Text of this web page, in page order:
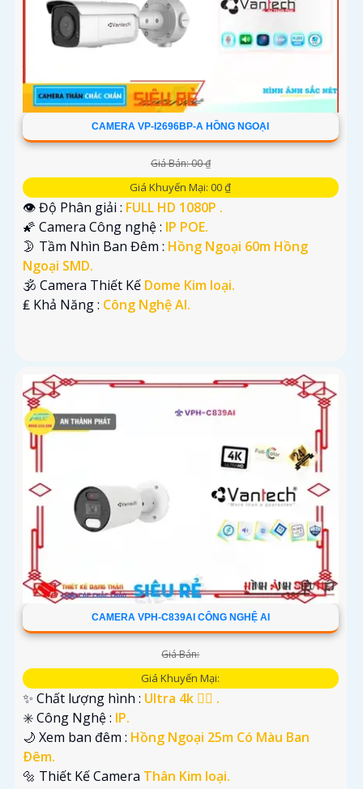
CAMERA VP-I2696BP-A HỒNG NGOẠI
Giá Bán: 00 ₫
Giá Khuyến Mại: 00 ₫
👁 Độ Phân giải : FULL HD 1080P .
🌠 Camera Công nghệ : IP POE.
🌛 Tầm Nhìn Ban Đêm : Hồng Ngoại 60m Hồng
Ngoại SMD.
🕉️ Camera Thiết Kế Dome Kim loại.
️₤ Khả Năng : Công Nghệ AI.
CAMERA VPH-C839AI CÔNG NGHỆ AI
Giá Bán:
Giá Khuyến Mại:
✨ Chất lượng hình : Ultra 4k 👍🏾 .
✳️ Công Nghệ : IP.
🌙 Xem ban đêm : Hồng Ngoại 25m Có Màu Ban
Ðêm.
🔩 Thiết Kế Camera Thân Kim loại.